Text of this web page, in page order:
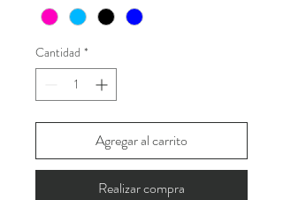
Cantidad *
Agregar al carrito
Realizar compra